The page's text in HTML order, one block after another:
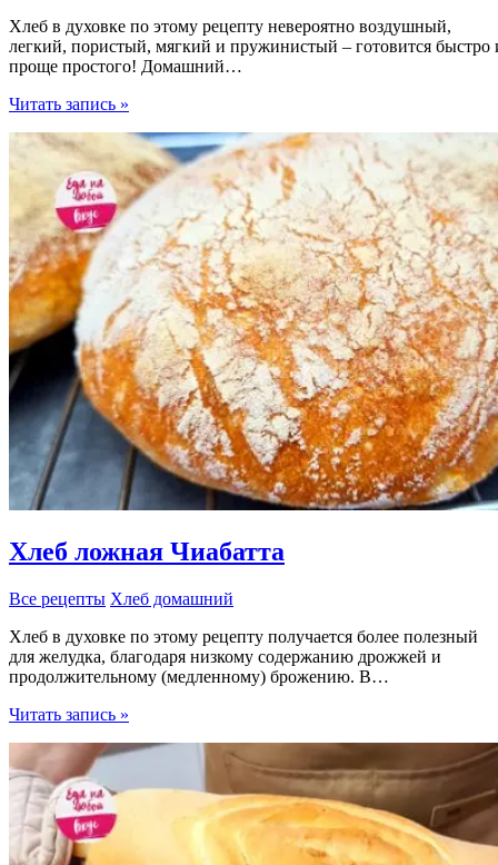
Хлеб в духовке по этому рецепту невероятно воздушный,
легкий, пористый, мягкий и пружинистый – готовится быстро
проще простого! Домашний…
Быстрый
духовке,
легкий
рецепт
Читать запись »
Хлеб ложная Чиабатта
Все рецепты Хлеб домашний
Хлеб в духовке по этому рецепту получается более полезный
для желудка, благодаря низкому содержанию дрожжей и
продолжительному (медленному) брожению. В…
Хлеб
Чиабатта
Читать запись »